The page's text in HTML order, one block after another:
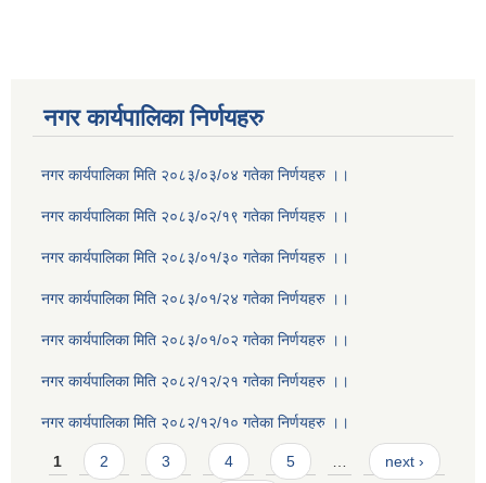
नगर कार्यपालिका निर्णयहरु
नगर कार्यपालिका मिति २०८३/०३/०४ गतेका निर्णयहरु ।।
नगर कार्यपालिका मिति २०८३/०२/१९ गतेका निर्णयहरु ।।
नगर कार्यपालिका मिति २०८३/०१/३० गतेका निर्णयहरु ।।
नगर कार्यपालिका मिति २०८३/०१/२४ गतेका निर्णयहरु ।।
नगर कार्यपालिका मिति २०८३/०१/०२ गतेका निर्णयहरु ।।
नगर कार्यपालिका मिति २०८२/१२/२१ गतेका निर्णयहरु ।।
नगर कार्यपालिका मिति २०८२/१२/१० गतेका निर्णयहरु ।।
Pages
1 2 3 4 5 … next ›